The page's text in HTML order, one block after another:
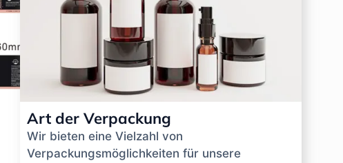
Art der Verpackung
Wir bieten eine Vielzahl von
Verpackungsmöglichkeiten für unsere